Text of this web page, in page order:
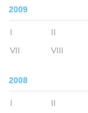
2009
I II
VII
VIII
2008
I II